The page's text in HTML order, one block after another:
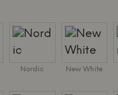
Nordic New White